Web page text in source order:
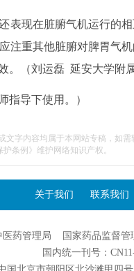
表现在脏腑气机运行的
注重其他脏腑对脾胃气
。（刘运磊 延安大学附属
指导下使用。）
文字内容均属于本网站专稿，如
条例》维护网络知识产权。
关于我们 联系我们
医药管理局 国家药品监督管
国内统一刊号：